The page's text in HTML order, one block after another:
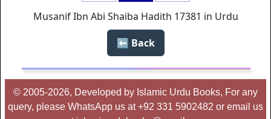
Musanif Ibn Abi Shaiba Hadith 17381 in Urdu
Back ⬅️
© 2005-2026, Developed by Islamic Urdu Books, For any
query, please WhatsApp us at +92 331 5902482 or email us